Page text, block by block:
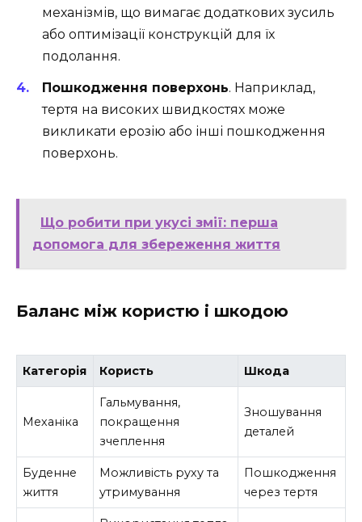
механізмів, що вимагає додаткових зусиль
або оптимізації конструкцій для їх
подолання.
Пошкодження поверхонь. Наприклад,
тертя на високих швидкостях може
викликати ерозію або інші пошкодження
поверхонь.
Що робити при укусі змії: перша
допомога для збереження життя
Баланс між користю і шкодою
Категорія Користь Шкода
Механіка
Гальмування,
покращення
зчеплення
Зношування
деталей
Буденне
життя
Можливість руху та
утримування
Пошкодження
через тертя